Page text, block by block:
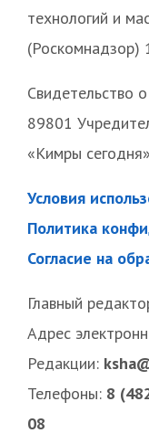
технологий и
(Роскомнадзор)
Свидетельство
89801
«Кимры сегодня»
Условия
Политика
Согласие на
Главный
Адрес
Редакции:
Телефоны: 8
08